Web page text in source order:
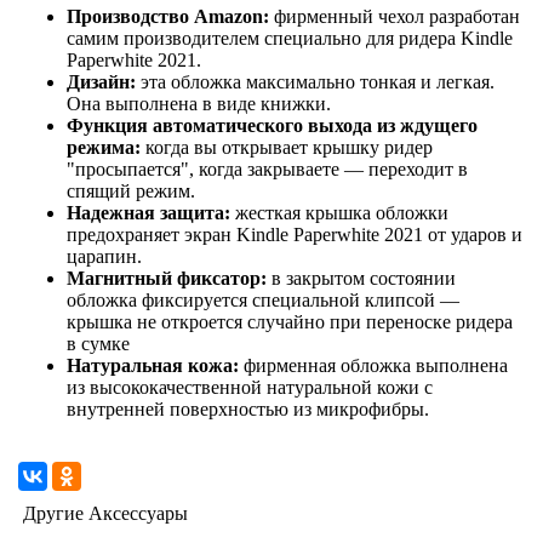
Производство Amazon: фирменный чехол разработан
самим производителем специально для ридера Kindle
Paperwhite 2021.
Дизайн: эта обложка максимально тонкая и легкая.
Она выполнена в виде книжки.
Функция автоматического выхода из ждущего
режима: когда вы открывает крышку ридер
"просыпается", когда закрываете — переходит в
спящий режим.
Надежная защита: жесткая крышка обложки
предохраняет экран Kindle Paperwhite 2021 от ударов и
царапин.
Магнитный фиксатор: в закрытом состоянии
обложка фиксируется специальной клипсой —
крышка не откроется случайно при переноске ридера
в сумке
Натуральная кожа: фирменная обложка выполнена
из высококачественной натуральной кожи с
внутренней поверхностью из микрофибры.
Другие Аксессуары